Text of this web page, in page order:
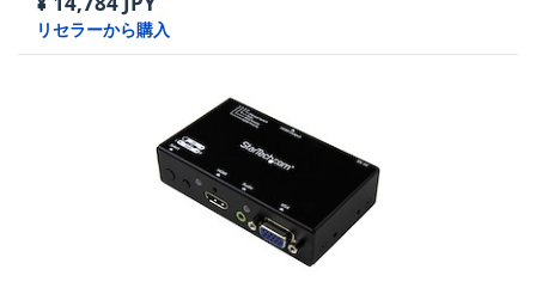
リセラーから購入